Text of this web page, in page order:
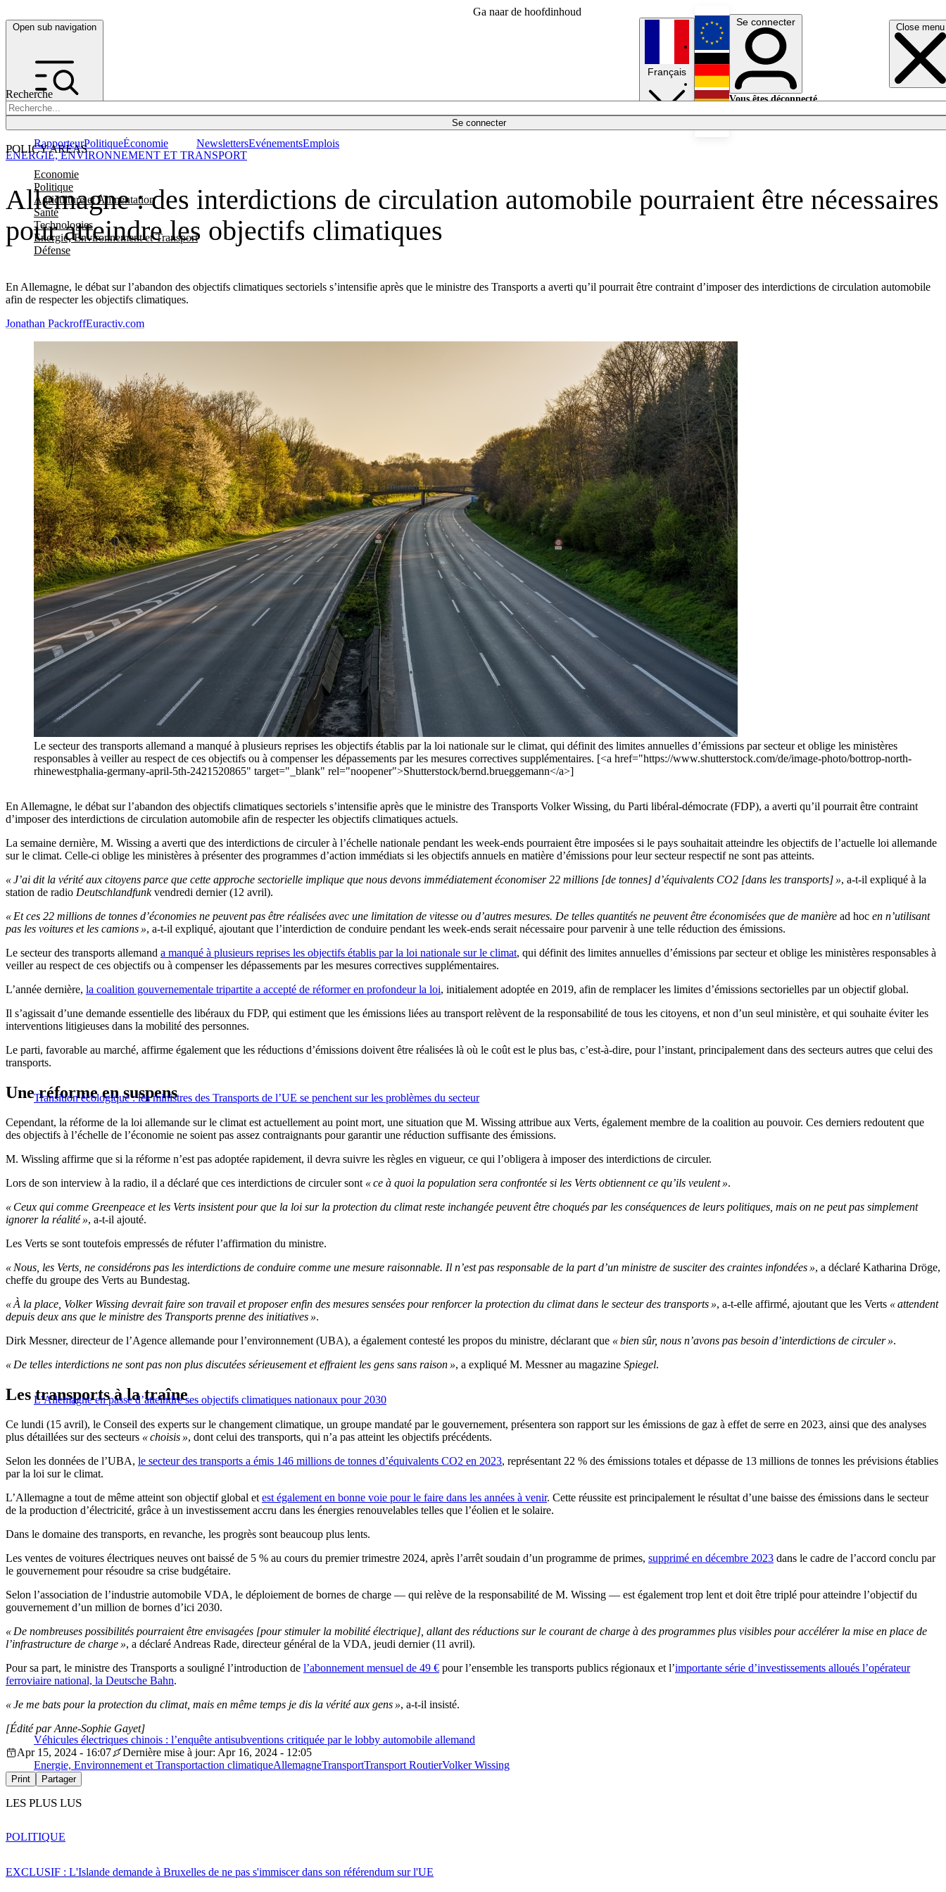
Ga naar de hoofdinhoud
Open sub navigation Close menu
Recherche
Se connecter
POLICY AREAS
Economie
Politique
Agriculture et Alimentation
Santé
Technologies
Energie, Environnement et Transport
Défense
RapporteurPolitiqueÉconomie NewslettersEvénementsEmplois
Français
English
Deutsch
Se connecter
Vous êtes déconnecté.
Allemagne : des interdictions de circulation automobile pourraient être nécessaires
pour atteindre les objectifs climatiques
En Allemagne, le débat sur l’abandon des objectifs climatiques sectoriels s’intensifie après que le ministre des Transports a averti qu’il pourrait être contraint d’imposer des interdictions de circulation automobile
afin de respecter les objectifs climatiques.
ENERGIE, ENVIRONNEMENT ET TRANSPORT
Jonathan PackroffEuractiv.com
Le secteur des transports allemand a manqué à plusieurs reprises les objectifs établis par la loi nationale sur le climat, qui définit des limites annuelles d’émissions par secteur et oblige les ministères
responsables à veiller au respect de ces objectifs ou à compenser les dépassements par les mesures correctives supplémentaires. [<a href="https://www.shutterstock.com/de/image-photo/bottrop-north-
rhinewestphalia-germany-april-5th-2421520865" target="_blank" rel="noopener">Shutterstock/bernd.brueggemann</a>]
En Allemagne, le débat sur l’abandon des objectifs climatiques sectoriels s’intensifie après que le ministre des Transports Volker Wissing, du Parti libéral-démocrate (FDP), a averti qu’il pourrait être contraint
d’imposer des interdictions de circulation automobile afin de respecter les objectifs climatiques actuels.
La semaine dernière, M. Wissing a averti que des interdictions de circuler à l’échelle nationale pendant les week-ends pourraient être imposées si le pays souhaitait atteindre les objectifs de l’actuelle loi allemande
sur le climat. Celle-ci oblige les ministères à présenter des programmes d’action immédiats si les objectifs annuels en matière d’émissions pour leur secteur respectif ne sont pas atteints.
« J’ai dit la vérité aux citoyens parce que cette approche sectorielle implique que nous devons immédiatement économiser 22 millions [de tonnes] d’équivalents CO2 [dans les transports] », a-t-il expliqué à la
station de radio Deutschlandfunkvendredi dernier (12 avril).
« Et ces 22 millions de tonnes d’économies ne peuvent pas être réalisées avec une limitation de vitesse ou d’autres mesures. De telles quantités ne peuvent être économisées que de manière ad hoc en n’utilisant
pas les voitures et les camions », a-t-il expliqué, ajoutant que l’interdiction de conduire pendant les week-ends serait nécessaire pour parvenir à une telle réduction des émissions.
Le secteur des transports allemand a manqué à plusieurs reprises les objectifs établis par la loi nationale sur le climat, qui définit des limites annuelles d’émissions par secteur et oblige les ministères responsables à
veiller au respect de ces objectifs ou à compenser les dépassements par les mesures correctives supplémentaires.
L’année dernière, la coalition gouvernementale tripartite a accepté de réformer en profondeur la loi, initialement adoptée en 2019, afin de remplacer les limites d’émissions sectorielles par un objectif global.
Il s’agissait d’une demande essentielle des libéraux du FDP, qui estiment que les émissions liées au transport relèvent de la responsabilité de tous les citoyens, et non d’un seul ministère, et qui souhaite éviter les
interventions litigieuses dans la mobilité des personnes.
Le parti, favorable au marché, affirme également que les réductions d’émissions doivent être réalisées là où le coût est le plus bas, c’est-à-dire, pour l’instant, principalement dans des secteurs autres que celui des
transports.
Transition écologique : les ministres des Transports de l’UE se penchent sur les problèmes du secteur
Une réforme en suspens
Cependant, la réforme de la loi allemande sur le climat est actuellement au point mort, une situation que M. Wissing attribue aux Verts, également membre de la coalition au pouvoir. Ces derniers redoutent que
des objectifs à l’échelle de l’économie ne soient pas assez contraignants pour garantir une réduction suffisante des émissions.
M. Wissling affirme que si la réforme n’est pas adoptée rapidement, il devra suivre les règles en vigueur, ce qui l’obligera à imposer des interdictions de circuler.
Lors de son interview à la radio, il a déclaré que ces interdictions de circuler sont « ce à quoi la population sera confrontée si les Verts obtiennent ce qu’ils veulent ».
« Ceux qui comme Greenpeace et les Verts insistent pour que la loi sur la protection du climat reste inchangée peuvent être choqués par les conséquences de leurs politiques, mais on ne peut pas simplement
ignorer la réalité », a-t-il ajouté.
Les Verts se sont toutefois empressés de réfuter l’affirmation du ministre.
« Nous, les Verts, ne considérons pas les interdictions de conduire comme une mesure raisonnable. Il n’est pas responsable de la part d’un ministre de susciter des craintes infondées », a déclaré Katharina Dröge,
cheffe du groupe des Verts au Bundestag.
« À la place, Volker Wissing devrait faire son travail et proposer enfin des mesures sensées pour renforcer la protection du climat dans le secteur des transports », a-t-elle affirmé, ajoutant que les Verts « attendent
depuis deux ans que le ministre des Transports prenne des initiatives ».
Dirk Messner, directeur de l’Agence allemande pour l’environnement (UBA), a également contesté les propos du ministre, déclarant que « bien sûr, nous n’avons pas besoin d’interdictions de circuler ».
« De telles interdictions ne sont pas non plus discutées sérieusement et effraient les gens sans raison », a expliqué M. Messner au magazine Spiegel.
L’Allemagne en passe d’atteindre ses objectifs climatiques nationaux pour 2030
Les transports à la traîne
Ce lundi (15 avril), le Conseil des experts sur le changement climatique, un groupe mandaté par le gouvernement, présentera son rapport sur les émissions de gaz à effet de serre en 2023, ainsi que des analyses
plus détaillées sur des secteurs « choisis », dont celui des transports, qui n’a pas atteint les objectifs précédents.
Selon les données de l’UBA, le secteur des transports a émis 146 millions de tonnes d’équivalents CO2 en 2023, représentant 22 % des émissions totales et dépasse de 13 millions de tonnes les prévisions établies
par la loi sur le climat.
L’Allemagne a tout de même atteint son objectif global et est également en bonne voie pour le faire dans les années à venir. Cette réussite est principalement le résultat d’une baisse des émissions dans le secteur
de la production d’électricité, grâce à un investissement accru dans les énergies renouvelables telles que l’éolien et le solaire.
Dans le domaine des transports, en revanche, les progrès sont beaucoup plus lents.
Les ventes de voitures électriques neuves ont baissé de 5 % au cours du premier trimestre 2024, après l’arrêt soudain d’un programme de primes, supprimé en décembre 2023 dans le cadre de l’accord conclu par
le gouvernement pour résoudre sa crise budgétaire.
Selon l’association de l’industrie automobile VDA, le déploiement de bornes de charge — qui relève de la responsabilité de M. Wissing — est également trop lent et doit être triplé pour atteindre l’objectif du
gouvernement d’un million de bornes d’ici 2030.
« De nombreuses possibilités pourraient être envisagées [pour stimuler la mobilité électrique], allant des réductions sur le courant de charge à des programmes plus visibles pour accélérer la mise en place de
l’infrastructure de charge », a déclaré Andreas Rade, directeur général de la VDA, jeudi dernier (11 avril).
Pour sa part, le ministre des Transports a souligné l’introduction de l’abonnement mensuel de 49 € pour l’ensemble les transports publics régionaux et l’importante série d’investissements alloués l’opérateur
ferroviaire national, la Deutsche Bahn.
« Je me bats pour la protection du climat, mais en même temps je dis la vérité aux gens », a-t-il insisté.
Véhicules électriques chinois : l’enquête antisubventions critiquée par le lobby automobile allemand
[Édité par Anne-Sophie Gayet]
Apr 15, 2024 - 16:07
Dernière mise à jour: Apr 16, 2024 - 12:05
Energie, Environnement et Transportaction climatiqueAllemagneTransportTransport RoutierVolker Wissing
Print Partager
LES PLUS LUS
EXCLUSIF : L'Islande demande à Bruxelles de ne pas s'immiscer dans son référendum sur l'UE
POLITIQUE